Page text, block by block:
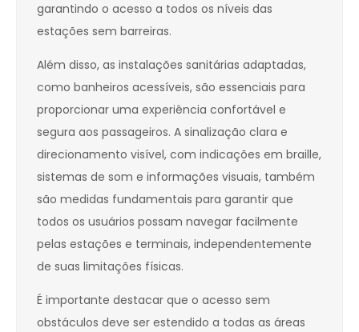
garantindo o acesso a todos os níveis das
estações sem barreiras.
Além disso, as instalações sanitárias adaptadas,
como banheiros acessíveis, são essenciais para
proporcionar uma experiência confortável e
segura aos passageiros. A sinalização clara e
direcionamento visível, com indicações em braille,
sistemas de som e informações visuais, também
são medidas fundamentais para garantir que
todos os usuários possam navegar facilmente
pelas estações e terminais, independentemente
de suas limitações físicas.
É importante destacar que o acesso sem
obstáculos deve ser estendido a todas as áreas